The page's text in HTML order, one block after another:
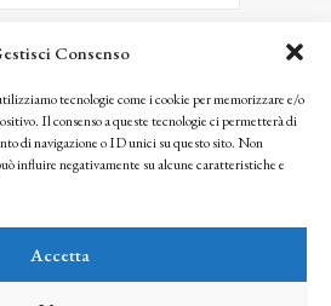
Consenso
tecnologie come i cookie per memorizzare e/o
Il consenso a queste tecnologie ci permetterà di
di navigazione o ID unici su questo sito. Non
influire negativamente su alcune caratteristiche e
Accetta
ISCRIVITI
che le tue informazioni saranno trattate
reserved
dei diritti e dell’Istituto Matteucci